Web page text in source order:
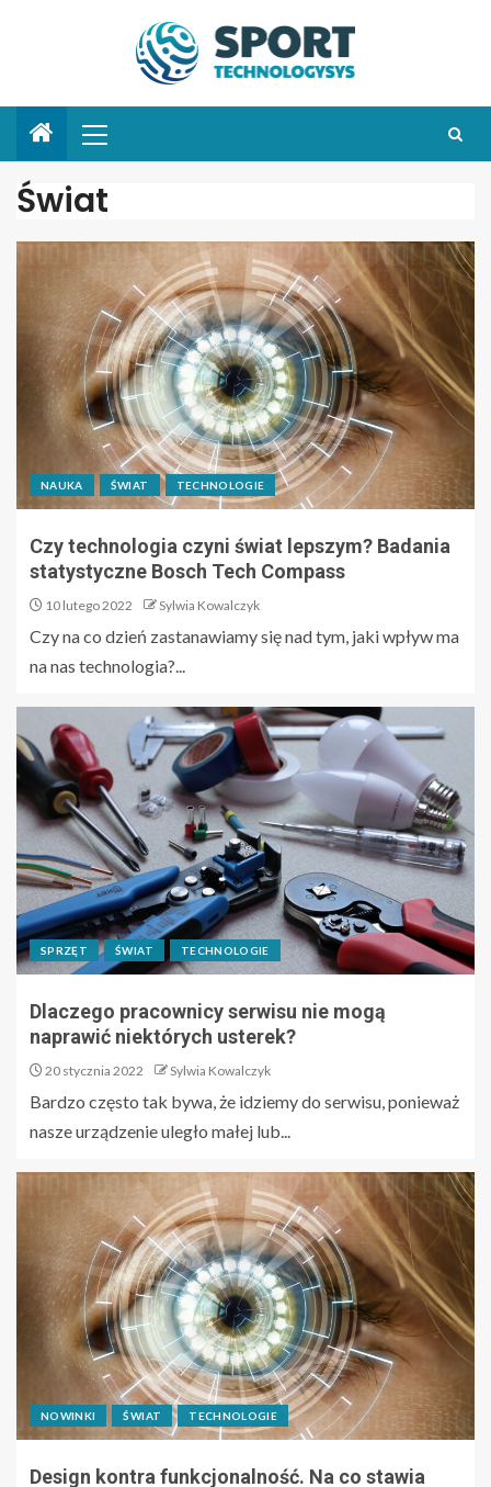
Świat
NAUKA ŚWIAT TECHNOLOGIE
Czy technologia czyni świat lepszym? Badania
statystyczne Bosch Tech Compass
10 lutego 2022 Sylwia Kowalczyk
Czy na co dzień zastanawiamy się nad tym, jaki wpływ ma
na nas technologia?...
SPRZĘT ŚWIAT TECHNOLOGIE
Dlaczego pracownicy serwisu nie mogą
naprawić niektórych usterek?
20 stycznia 2022 Sylwia Kowalczyk
Bardzo często tak bywa, że idziemy do serwisu, ponieważ
nasze urządzenie uległo małej lub...
NOWINKI ŚWIAT TECHNOLOGIE
Design kontra funkcjonalność. Na co stawia